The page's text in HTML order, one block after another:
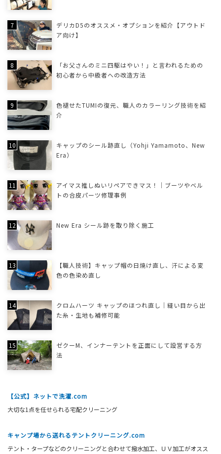
デリカD5のオススメ・オプションを紹介【アウトド
ア向け】
「お父さんのミニ四駆はやい！」と言われるための
初心者から中級者への改造方法
色褪せたTUMIの復元、職人のカラーリング技術を紹
介
キャップのシール跡直し（Yohji Yamamoto、New
Era）
アイマス推しぬいリペアできマス！｜ブーツやベル
トの合皮パーツ修理事例
New Era シール跡を取り除く施工
【職人技術】キャップ帽の日焼け直し、汗による変
色の色染め直し
クロムハーツ キャップのほつれ直し｜縫い目から出
た糸・生地も補修可能
ゼクーM、インナーテントを正面にして設営する方
法
【公式】ネットで洗濯.com
大切な1点を任せられる宅配クリーニング
キャンプ場から送れるテントクリーニング.com
テント・タープなどのクリーニングと合わせて撥水加工、ＵＶ加工がオスス